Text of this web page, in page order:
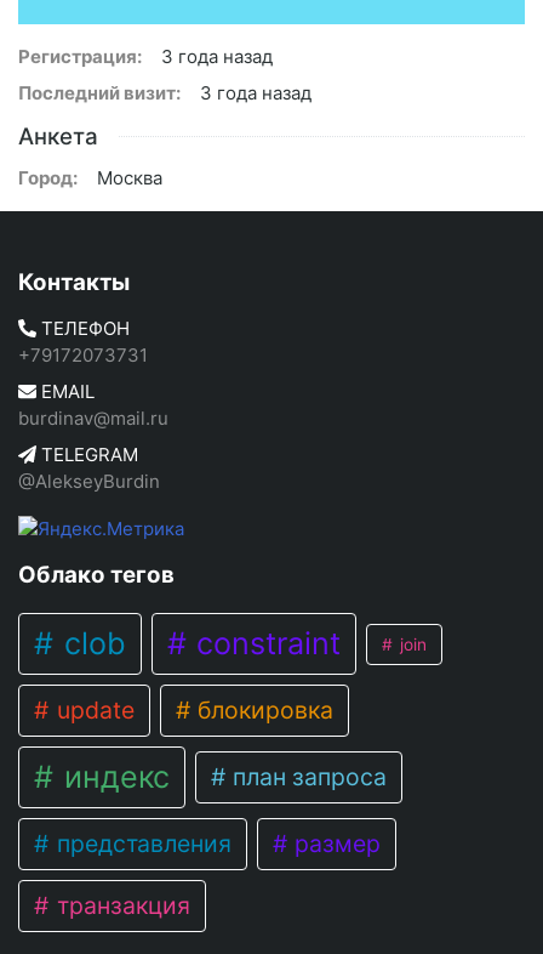
Регистрация:
3 года назад
Последний визит:
3 года назад
Анкета
Город: Москва
Контакты
ТЕЛЕФОН
+79172073731
EMAIL
burdinav@mail.ru
TELEGRAM
@AlekseyBurdin
Облако тегов
clob constraint join
update блокировка
индекс план запроса
представления размер
транзакция